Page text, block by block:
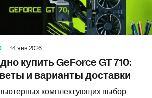
14 янв 2026
купить GeForce GT 710:
и варианты доставки
комплектующих выбор